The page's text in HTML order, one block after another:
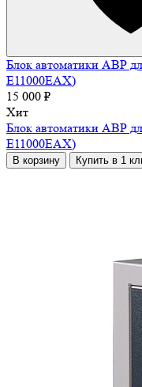
Блок автоматики АВР
E11000EAX)
15 000 ₽
Хит
Блок автоматики АВР
E11000EAX)
В корзину Купить в 1